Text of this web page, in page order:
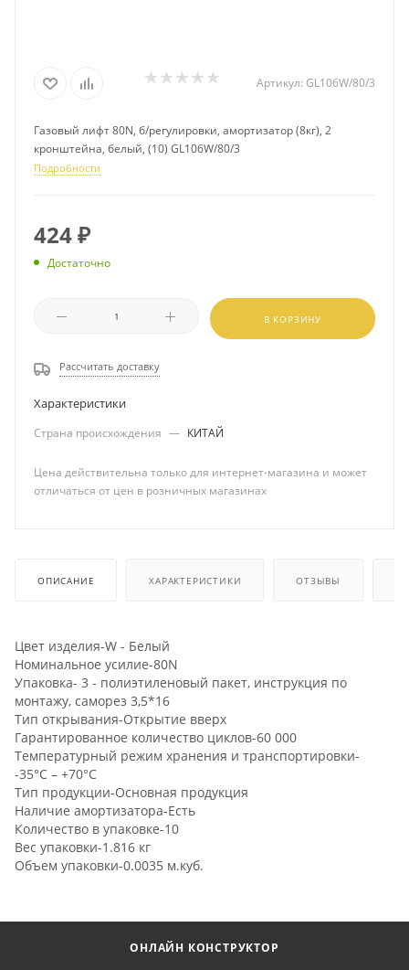
Артикул: GL106W/80/3
Газовый лифт 80N, б/регулировки, амортизатор (8кг), 2
кронштейна, белый, (10) GL106W/80/3
Подробности
424₽
Достаточно
В КОРЗИНУ
Рассчитать доставку
Характеристики
Страна происхождения — КИТАЙ
Цена действительна только для интернет-магазина и может
отличаться от цен в розничных магазинах
ОПИСАНИЕ ХАРАКТЕРИСТИКИ ОТЗЫВЫ
Цвет изделия-W - Белый
Номинальное усилие-80N
Упаковка- 3 - полиэтиленовый пакет, инструкция по
монтажу, саморез 3,5*16
Тип открывания-Открытие вверх
Гарантированное количество циклов-60 000
Температурный режим хранения и транспортировки-
-35°C – +70°C
Тип продукции-Основная продукция
Наличие амортизатора-Есть
Количество в упаковке-10
Вес упаковки-1.816 кг
Объем упаковки-0.0035 м.куб.
ОНЛАЙН КОНСТРУКТОР